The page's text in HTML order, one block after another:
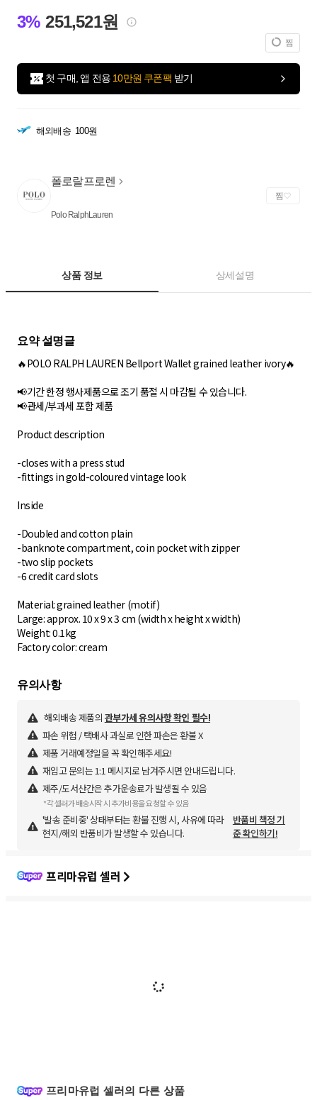
3% 251,521원
찜
첫 구매, 앱 전용 10만원 쿠폰팩 받기
해외배송 100원
폴로랄프로렌
Polo RalphLauren
찜
상품 정보 상세설명
요약 설명글
🔥POLO RALPH LAUREN Bellport Wallet grained leather ivory🔥
📢기간 한정 행사제품으로 조기 품절 시 마감될 수 있습니다.
📢관세/부과세 포함 제품
Product description
-closes with a press stud
-fittings in gold-coloured vintage look
Inside
-Doubled and cotton plain
-banknote compartment, coin pocket with zipper
-two slip pockets
-6 credit card slots
Material: grained leather (motif)
Large: approx. 10 x 9 x 3 cm (width x height x width)
Weight: 0.1kg
Factory color: cream
유의사항
해외배송 제품의 관부가세 유의사항 확인 필수!
파손 위험 / 택배사 과실로 인한 파손은 환불 X
제품 거래예정일을 꼭 확인해주세요!
재입고 문의는 1:1 메시지로 남겨주시면 안내드립니다.
제주/도서산간은 추가운송료가 발생될 수 있음
*각 셀러가 배송시작 시 추가비용을 요청할 수 있음
'발송 준비중' 상태부터는 환불 진행 시, 사유에 따라
현지/해외 반품비가 발생할 수 있습니다.
반품비 책정 기
준 확인하기!
프리마유럽 셀러
프리마유럽 셀러의 다른 상품